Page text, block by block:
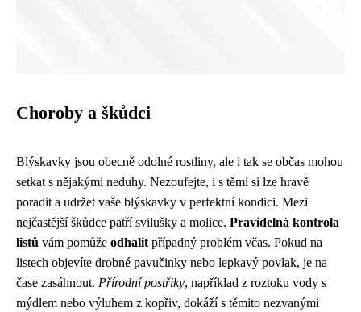
Choroby a škůdci
Blýskavky jsou obecně odolné rostliny, ale i tak se občas mohou
setkat s nějakými neduhy. Nezoufejte, i s těmi si lze hravě
poradit a udržet vaše blýskavky v perfektní kondici. Mezi
nejčastější škůdce patří svilušky a molice. Pravidelná kontrola
listů vám pomůže odhalit případný problém včas. Pokud na
listech objevíte drobné pavučinky nebo lepkavý povlak, je na
čase zasáhnout. Přírodní postřiky, například z roztoku vody s
mýdlem nebo výluhem z kopřiv, dokáží s těmito nezvanými